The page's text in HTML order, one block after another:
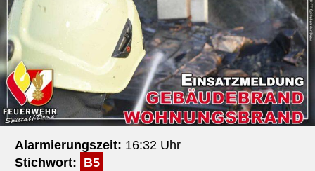
Alarmierungszeit: 16:32 Uhr
Stichwort: B5